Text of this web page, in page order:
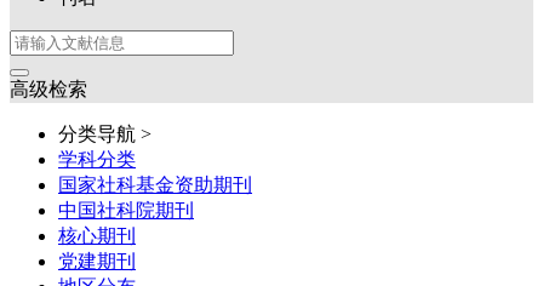
高级检索
分类导航 >
学科分类
国家社科基金资助期刊
中国社科院期刊
核心期刊
党建期刊